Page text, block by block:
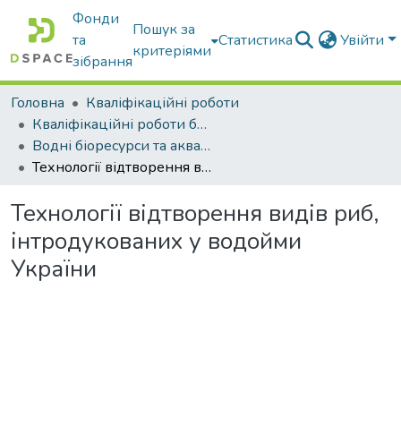
Фонди
та
зібрання
Пошук за
критеріями
Статистика Увійти
Головна
Кваліфікаційні роботи
Кваліфікаційні роботи бакалаврів
Водні біоресурси та аквакультура
Технології відтворення видів риб, інтродукованих у водойми України
Технології відтворення видів риб,
інтродукованих у водойми
України